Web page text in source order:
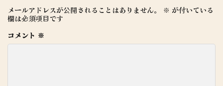
メールアドレスが公開されることはありません。 ※ が付いている
欄は必須項目です
コメント ※